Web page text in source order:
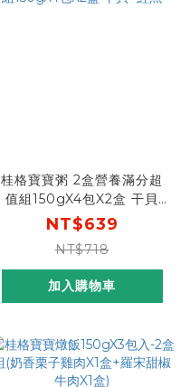
桂格寶寶粥 2盒營養滿分超
值組150gX4包X2盒 干貝
+鮭魚
NT$639
NT$718
加入購物車